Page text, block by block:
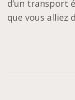
d’un transport
que vous alliez